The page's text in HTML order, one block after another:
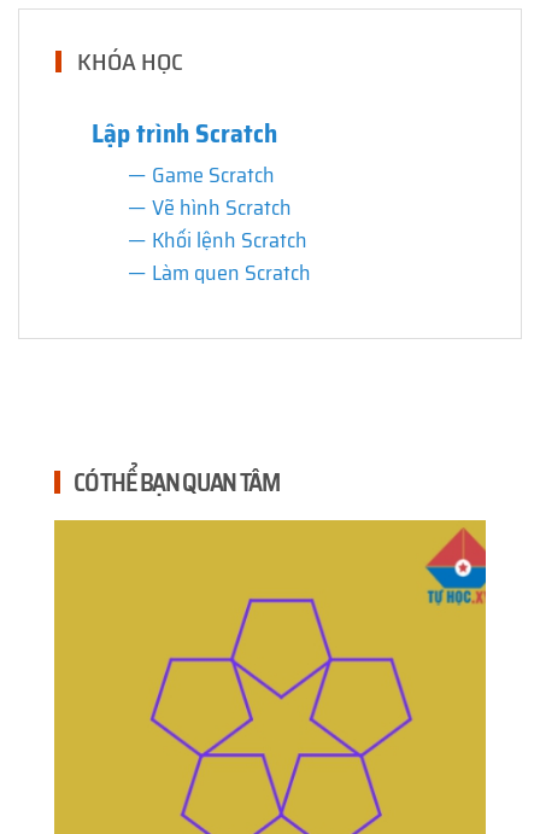
KHÓA HỌC
Lập trình Scratch
Game Scratch
Vẽ hình Scratch
Khối lệnh Scratch
Làm quen Scratch
CÓ THỂ BẠN QUAN TÂM